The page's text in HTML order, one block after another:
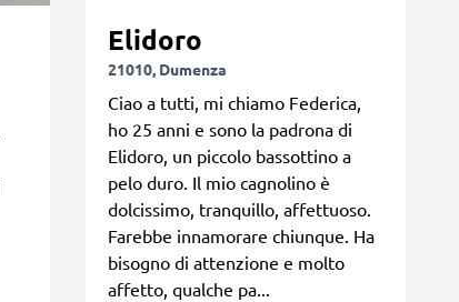
Elidoro
21010, Dumenza
Ciao a tutti, mi chiamo Federica,
ho 25 anni e sono la padrona di
Elidoro, un piccolo bassottino a
pelo duro. Il mio cagnolino è
dolcissimo, tranquillo, affettuoso.
Farebbe innamorare chiunque. Ha
bisogno di attenzione e molto
affetto, qualche pa...